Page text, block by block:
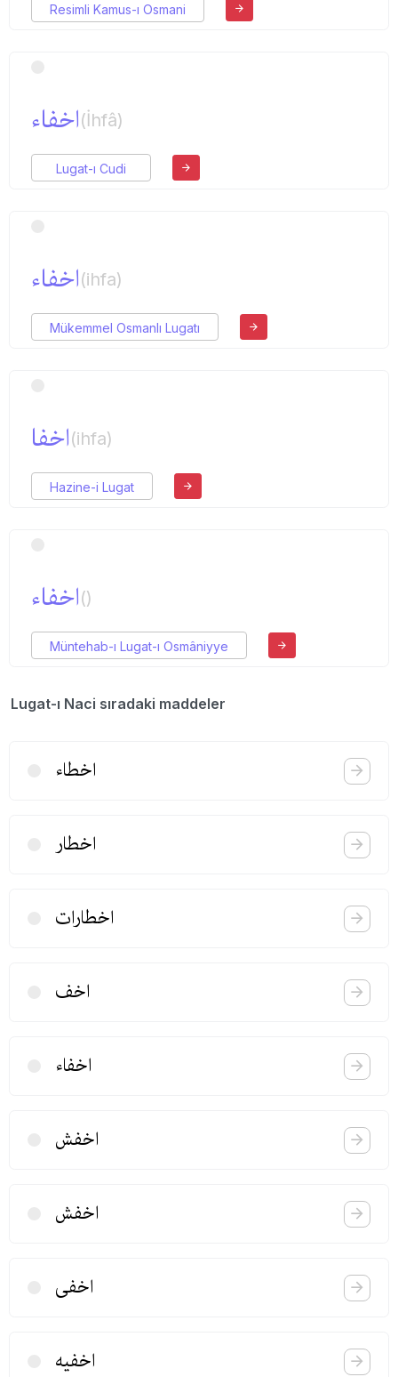
Resimli Kamus-ı Osmani
اخفاء(İhfâ)
Lugat-ı Cudi
اخفاء(ihfa)
Mükemmel Osmanlı Lugatı
اخفا(ihfa)
Hazine-i Lugat
اخفاء()
Müntehab-ı Lugat-ı Osmâniyye
Lugat-ı Naci sıradaki maddeler
اخطاء
اخطار
اخطارات
اخف
اخفاء
اخفش
اخفش
اخفی
اخفیه